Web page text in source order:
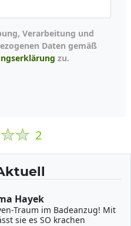
Daten gemäß
zu.
2
Hayek
Traum im Badeanzug! Mit
sie es SO krachen